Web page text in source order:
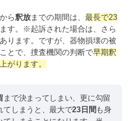
ら釈放までの期間は、 最長で23
す。※起訴された場合は、さら
ります。ですが、器物損壊の被
とで、捜査機関の判断で早期釈
がります。
まで決まってしまい、更に勾留
てしまうと、最大で23日間 も身